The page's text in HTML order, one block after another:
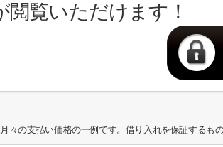
覧いただけます！
々の支払い価格の一例です。借り入れを保証するも